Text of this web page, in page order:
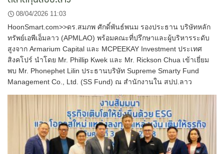
08/04/2026 11:03
HoonSmart.com>>ดร.สมภพ ศักดิ์พันธ์พนม รองประธาน บริษัทหลัก
ทรัพย์เอพีเอ็มลาว (APMLAO) พร้อมคณะที่ปรึกษาและผู้บริหารระดับ
สูงจาก Armarium Capital และ MCPEEKAY Investment ประเทศ
สิงคโปร์ นำโดย Mr. Phillip Kwek และ Mr. Rickson Chua เข้าเยี่ยม
พบ Mr. Phonephet Lilin ประธานบริษัท Supreme Smarty Fund
Management Co., Ltd. (SS Fund) ณ สำนักงานใน สปป.ลาว